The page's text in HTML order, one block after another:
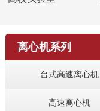
离心机系列
台式高速离心机
高速离心机